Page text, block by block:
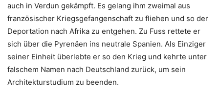
auch in Verdun gekämpft. Es gelang ihm zweimal aus
französischer Kriegsgefangenschaft zu fliehen und so der
Deportation nach Afrika zu entgehen. Zu Fuss rettete er
sich über die Pyrenäen ins neutrale Spanien. Als Einziger
seiner Einheit überlebte er so den Krieg und kehrte unter
falschem Namen nach Deutschland zurück, um sein
Architekturstudium zu beenden.